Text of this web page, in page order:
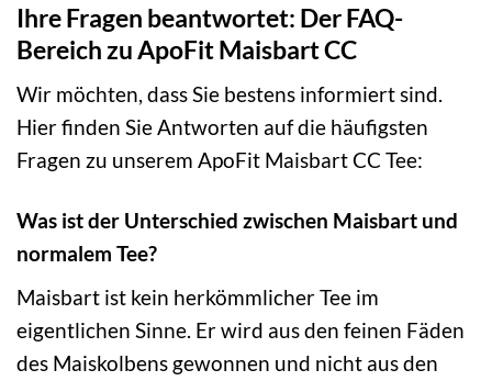
Ihre Fragen beantwortet: Der FAQ-
Bereich zu ApoFit Maisbart CC
Wir möchten, dass Sie bestens informiert sind.
Hier finden Sie Antworten auf die häufigsten
Fragen zu unserem ApoFit Maisbart CC Tee:
Was ist der Unterschied zwischen Maisbart und
normalem Tee?
Maisbart ist kein herkömmlicher Tee im
eigentlichen Sinne. Er wird aus den feinen Fäden
des Maiskolbens gewonnen und nicht aus den